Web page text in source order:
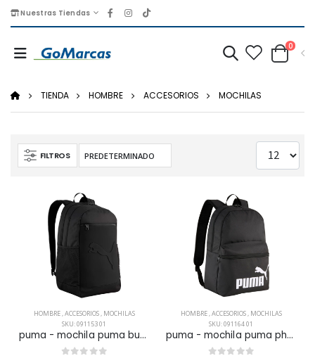
Nuestras Tiendas
0
TIENDA HOMBRE ACCESORIOS MOCHILAS
FILTROS
HOMBRE,ACCESORIOS, MOCHILAS
SKU: 091153 01
puma - mochila puma buzz para hombre
HOMBRE,ACCESORIOS, MOCHILAS
SKU: 091164 01
puma - mochila puma phase para hombre